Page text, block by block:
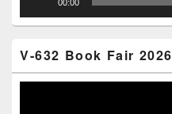
00:00
V-632 Book Fair 2026